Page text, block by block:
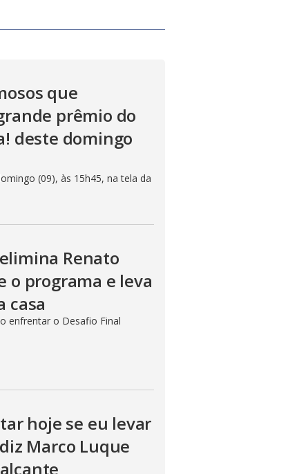
que
prêmio do
deste domingo
(09), às 15h45, na tela da
Renato
o programa e leva
casa
enfrentar o Desafio Final
hoje se eu levar
Marco Luque